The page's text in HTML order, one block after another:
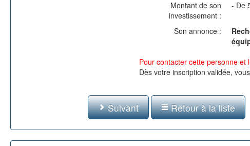
Montant de son
investissement :
- De
Son annonce :
Pour contacter cette personne et
Dès votre inscription validée,
Suivant Retour à la liste